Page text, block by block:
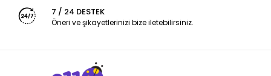
7 / 24 DESTEK
Öneri ve şikayetlerinizi bize iletebilirsiniz.